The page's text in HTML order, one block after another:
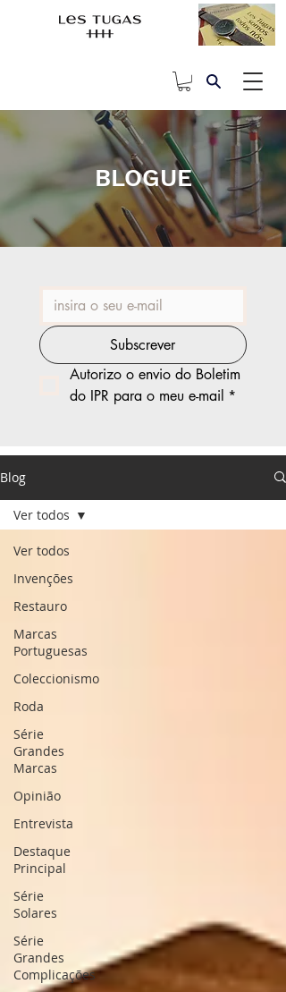
BLOGUE
Subscrever
Autorizo o envio do Boletim
do IPR para o meu e-mail *
Blog
Ver todos
Invenções
Restauro
Marcas
Portuguesas
Coleccionismo
Roda
Série
Grandes
Marcas
Opinião
Entrevista
Destaque
Principal
Série
Solares
Série
Grandes
Complicações
Ver todos